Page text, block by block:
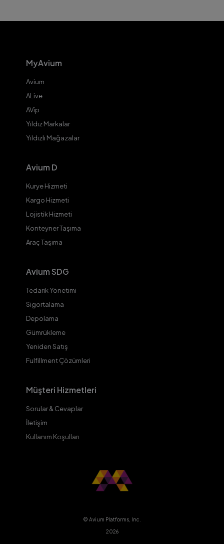
MyAvium
Avium
ALive
AVip
Yıldız Markalar
Yıldızlı Mağazalar
Avium D
Kurye Hizmeti
Kargo Hizmeti
Lojistik Hizmeti
Konteyner Taşıma
Araç Taşıma
Avium SDG
Tedarik Yönetimi
Sigortalama
Depolama
Gümrükleme
Yeniden Satış
Fulfillment Çözümleri
Müşteri Hizmetleri
Sorular & Cevaplar
İletişim
Kullanım Koşulları
© Avium Platforms, Inc.
2026